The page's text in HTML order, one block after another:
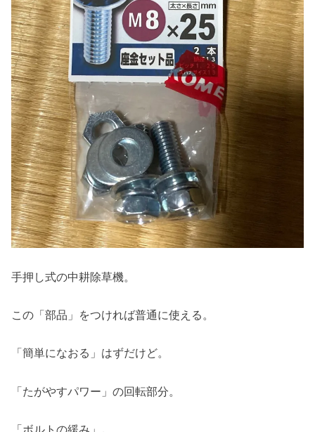
手押し式の中耕除草機。
この「部品」をつければ普通に使える。
「簡単になおる」はずだけど。
「たがやすパワー」の回転部分。
「ボルトの緩み」。